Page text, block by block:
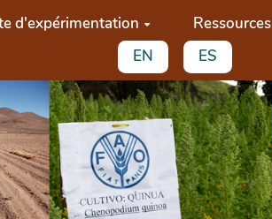
d'expérimentation Ressources
EN
ES